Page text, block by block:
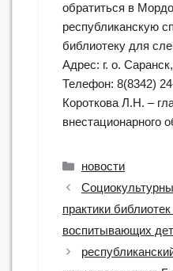
обратиться в
республиканскую
библиотеку для
Адрес: г. о.
Телефон: 8(8342)
Короткова Л.Н. –
внестационарного
Рубрики
новости
практики
воспитывающих